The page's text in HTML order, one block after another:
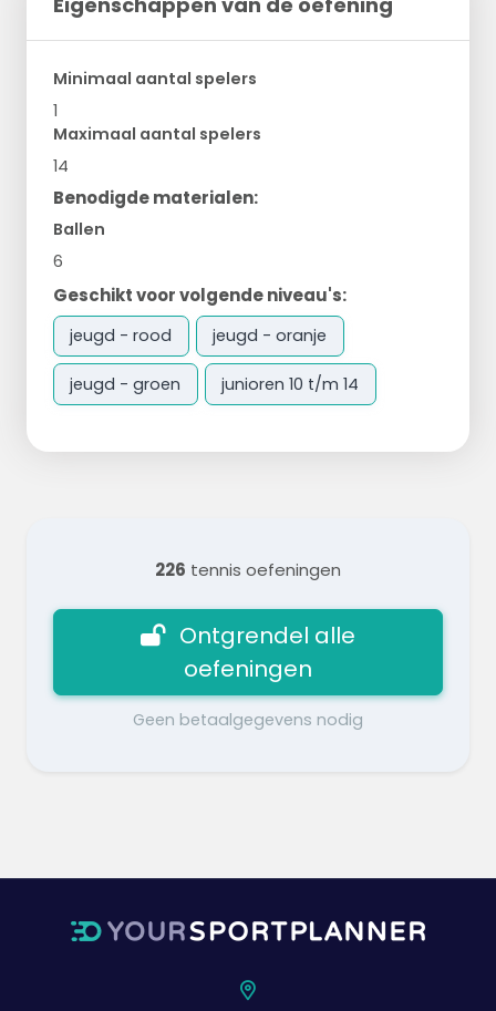
Minimaal aantal spelers
1
Maximaal aantal spelers
14
Benodigde materialen:
Ballen
6
Geschikt voor volgende niveau's:
jeugd - rood jeugd - oranje
jeugd - groen junioren 10 t/m 14
226 tennis oefeningen
Ontgrendel alle
oefeningen
Geen betaalgegevens nodig